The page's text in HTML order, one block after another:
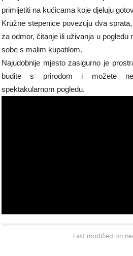
primijetiti na kućicama koje djeluju
Kružne stepenice povezuju dva
za odmor, čitanje ili uživanja u pogledu
sobe s malim kupatilom.
Najudobnije mjesto zasigurno je
budite s prirodom i možete
spektakularnom pogledu.
Last modified on